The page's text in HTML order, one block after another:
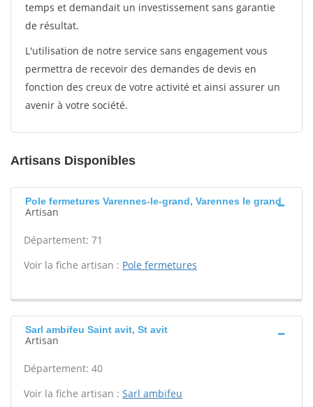
temps et demandait un investissement sans garantie
de résultat.
L'utilisation de notre service sans engagement vous
permettra de recevoir des demandes de devis en
fonction des creux de votre activité et ainsi assurer un
avenir à votre société.
Artisans Disponibles
Pole fermetures Varennes-le-grand, Varennes le grand
Artisan
Département: 71
Voir la fiche artisan : Pole fermetures
Sarl ambifeu Saint avit, St avit
Artisan
Département: 40
Voir la fiche artisan : Sarl ambifeu